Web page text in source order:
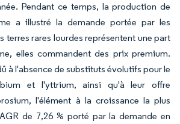
Pendant ce temps, la production de
a illustré la demande portée par les
terres rares lourdes représentent une part
elles commandent des prix premium.
à l'absence de substituts évolutifs pour le
et l'yttrium, ainsi qu'à leur offre
l'élément à la croissance la plus
de 7,26 % porté par la demande en